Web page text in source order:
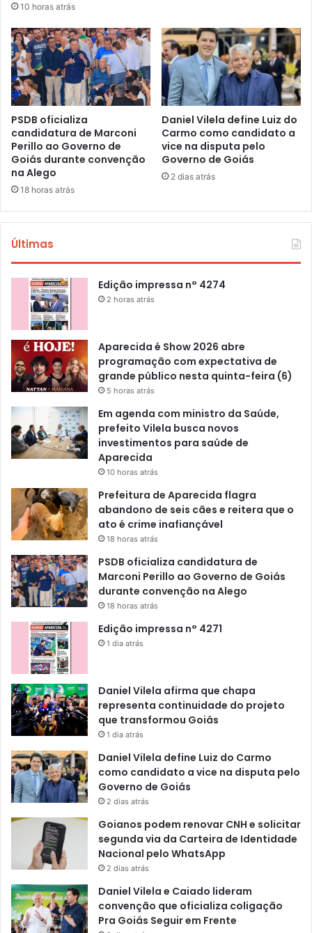
10 horas atrás
PSDB oficializa
candidatura de Marconi
Perillo ao Governo de
Goiás durante convenção
na Alego
18 horas atrás
Daniel Vilela define Luiz do
Carmo como candidato a
vice na disputa pelo
Governo de Goiás
2 dias atrás
Últimas
Edição impressa n° 4274
2 horas atrás
Aparecida é Show 2026 abre
programação com expectativa de
grande público nesta quinta-feira (6)
5 horas atrás
Em agenda com ministro da Saúde,
prefeito Vilela busca novos
investimentos para saúde de
Aparecida
10 horas atrás
Prefeitura de Aparecida flagra
abandono de seis cães e reitera que o
ato é crime inafiançável
18 horas atrás
PSDB oficializa candidatura de
Marconi Perillo ao Governo de Goiás
durante convenção na Alego
18 horas atrás
Edição impressa n° 4271
1 dia atrás
Daniel Vilela afirma que chapa
representa continuidade do projeto
que transformou Goiás
1 dia atrás
Daniel Vilela define Luiz do Carmo
como candidato a vice na disputa pelo
Governo de Goiás
2 dias atrás
Goianos podem renovar CNH e solicitar
segunda via da Carteira de Identidade
Nacional pelo WhatsApp
2 dias atrás
Daniel Vilela e Caiado lideram
convenção que oficializa coligação
Pra Goiás Seguir em Frente